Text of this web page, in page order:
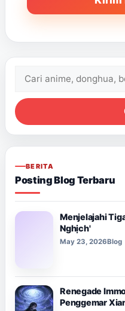
Cari:
BERITA
Posting Blog Terbaru
Menjelajahi
Nghịch'
May 23, 2026Blog
Renegade
Penggemar